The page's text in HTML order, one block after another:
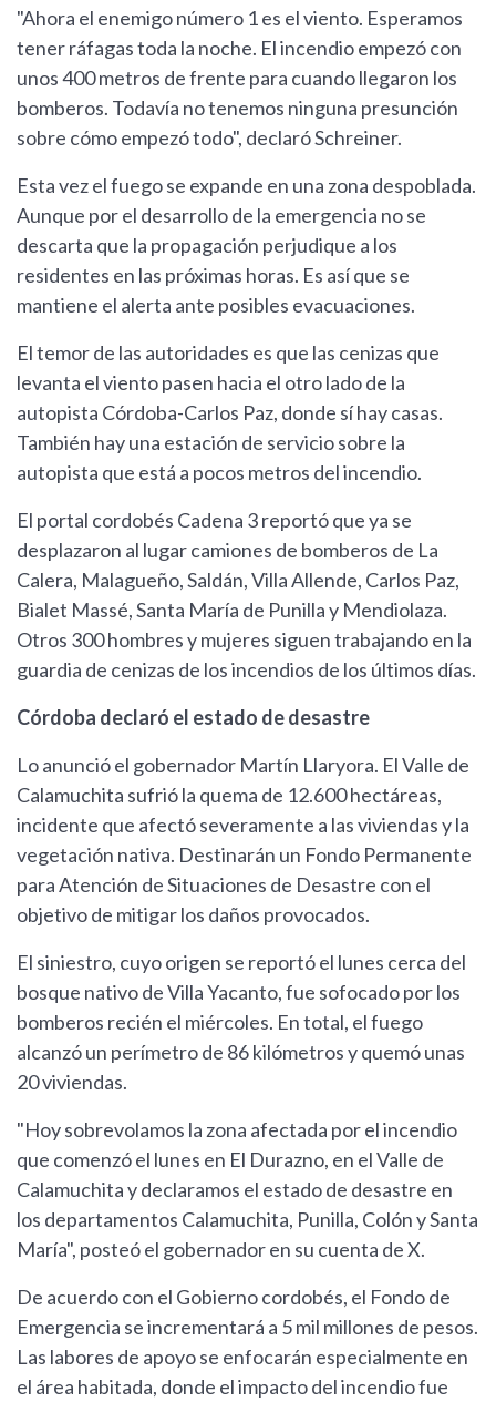
"Ahora el enemigo número 1 es el viento. Esperamos
tener ráfagas toda la noche. El incendio empezó con
unos 400 metros de frente para cuando llegaron los
bomberos. Todavía no tenemos ninguna presunción
sobre cómo empezó todo", declaró Schreiner.
Esta vez el fuego se expande en una zona despoblada.
Aunque por el desarrollo de la emergencia no se
descarta que la propagación perjudique a los
residentes en las próximas horas. Es así que se
mantiene el alerta ante posibles evacuaciones.
El temor de las autoridades es que las cenizas que
levanta el viento pasen hacia el otro lado de la
autopista Córdoba-Carlos Paz, donde sí hay casas.
También hay una estación de servicio sobre la
autopista que está a pocos metros del incendio.
El portal cordobés Cadena 3 reportó que ya se
desplazaron al lugar camiones de bomberos de La
Calera, Malagueño, Saldán, Villa Allende, Carlos Paz,
Bialet Massé, Santa María de Punilla y Mendiolaza.
Otros 300 hombres y mujeres siguen trabajando en la
guardia de cenizas de los incendios de los últimos días.
Córdoba declaró el estado de desastre
Lo anunció el gobernador Martín Llaryora. El Valle de
Calamuchita sufrió la quema de 12.600 hectáreas,
incidente que afectó severamente a las viviendas y la
vegetación nativa. Destinarán un Fondo Permanente
para Atención de Situaciones de Desastre con el
objetivo de mitigar los daños provocados.
El siniestro, cuyo origen se reportó el lunes cerca del
bosque nativo de Villa Yacanto, fue sofocado por los
bomberos recién el miércoles. En total, el fuego
alcanzó un perímetro de 86 kilómetros y quemó unas
20 viviendas.
"Hoy sobrevolamos la zona afectada por el incendio
que comenzó el lunes en El Durazno, en el Valle de
Calamuchita y declaramos el estado de desastre en
los departamentos Calamuchita, Punilla, Colón y Santa
María", posteó el gobernador en su cuenta de X.
De acuerdo con el Gobierno cordobés, el Fondo de
Emergencia se incrementará a 5 mil millones de pesos.
Las labores de apoyo se enfocarán especialmente en
el área habitada, donde el impacto del incendio fue